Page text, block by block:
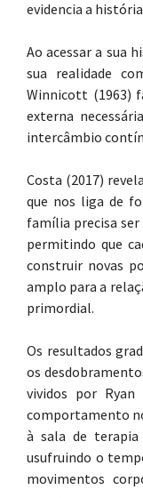
evidencia a
Ao acessar a sua
sua realidade
Winnicott (1963)
externa
intercâmbio
Costa (2017)
que nos liga de
família precisa ser
permitindo que
construir novas
amplo para a
primordial.
Os resultados
os
vividos por
comportamento
à sala de
usufruindo o
movimentos